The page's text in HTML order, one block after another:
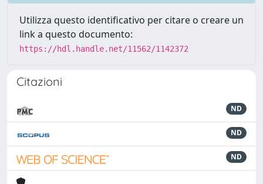
Utilizza questo identificativo per citare o creare un
link a questo documento:
https://hdl.handle.net/11562/1142372
Citazioni
ND
ND
ND